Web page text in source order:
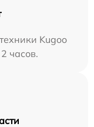
Kugoo
часов.